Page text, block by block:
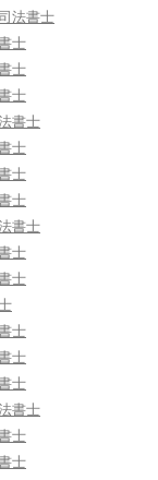
法書士
士
士
士
書士
士
士
士
書士
士
士
士
士
士
書士
士
士